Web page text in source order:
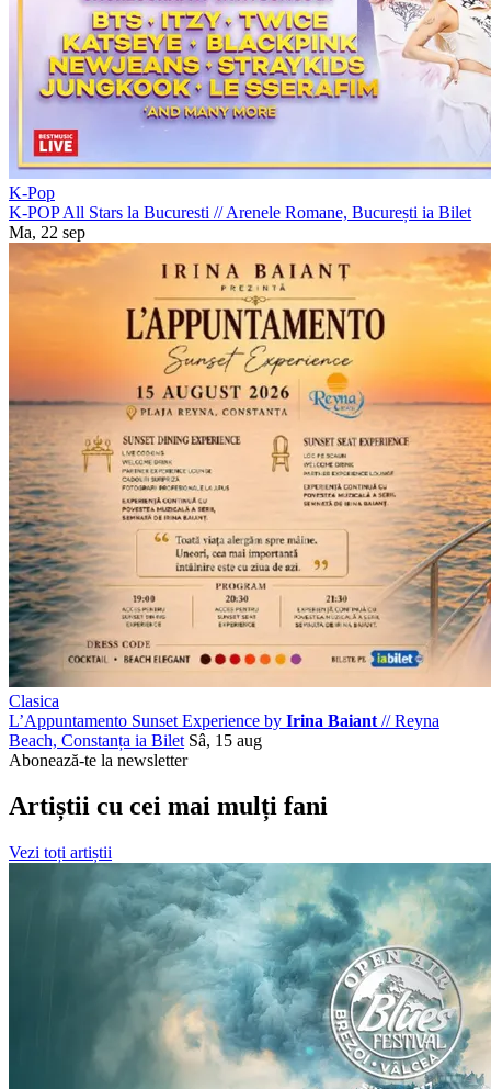
K-Pop
K-POP All Stars la Bucuresti //Arenele Romane, București ia Bilet
Ma, 22 sep
Clasica
L’Appuntamento Sunset Experience by Irina Baiant //Reyna
Beach, Constanța ia Bilet Sâ, 15 aug
Abonează-te la newsletter
Artiștii cu cei mai mulți fani
Vezi toți artiștii